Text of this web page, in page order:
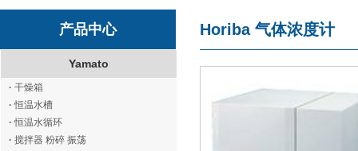
产品中心
Yamato
· 干燥箱
· 恒温水槽
· 恒温水循环
· 搅拌器 粉碎 振荡
Horiba 气体浓度计